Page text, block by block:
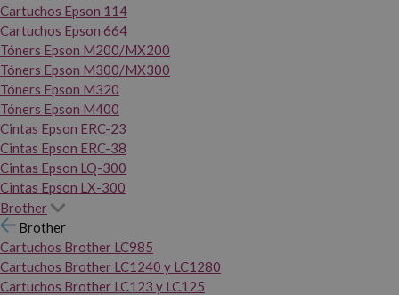
Cartuchos Epson 114
Cartuchos Epson 664
Tóners Epson M200/MX200
Tóners Epson M300/MX300
Tóners Epson M320
Tóners Epson M400
Cintas Epson ERC-23
Cintas Epson ERC-38
Cintas Epson LQ-300
Cintas Epson LX-300
Brother
Brother
Cartuchos Brother LC985
Cartuchos Brother LC1240 y LC1280
Cartuchos Brother LC123 y LC125